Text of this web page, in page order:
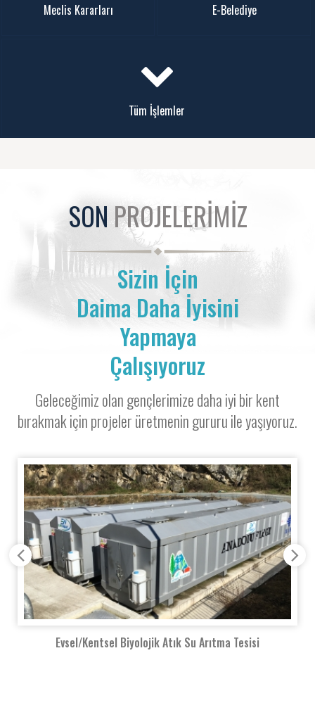
Meclis Kararları E-Belediye
Tüm İşlemler
SONPROJELERİMİZ
Sizin İçin
Daima Daha İyisini
Yapmaya
Çalışıyoruz
Geleceğimiz olan gençlerimize daha iyi bir kent
bırakmak için projeler üretmenin gururu ile yaşıyoruz.
Evsel/Kentsel Biyolojik Atık Su Arıtma Tesisi